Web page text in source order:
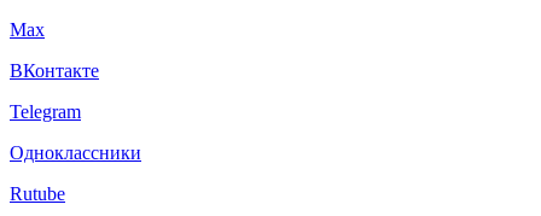
Max
ВКонтакте
Telegram
Одноклассники
Rutube